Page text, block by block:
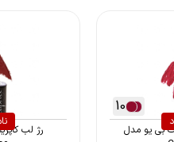
10
بی یو مدل